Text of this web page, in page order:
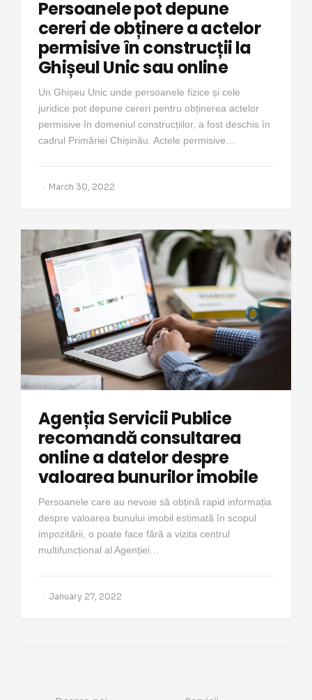
Persoanele pot depune
cereri de obținere a actelor
permisive în construcții la
Ghișeul Unic sau online
Un Ghișeu Unic unde persoanele fizice și cele
juridice pot depune cereri pentru obținerea actelor
permisive în domeniul construcțiilor, a fost deschis în
cadrul Primăriei Chișinău. Actele permisive…
March 30, 2022
Agenția Servicii Publice
recomandă consultarea
online a datelor despre
valoarea bunurilor imobile
Persoanele care au nevoie să obțină rapid informația
despre valoarea bunului imobil estimată în scopul
impozitării, o poate face fără a vizita centrul
multifuncțional al Agenției…
January 27, 2022